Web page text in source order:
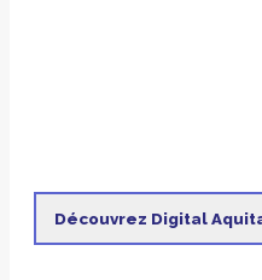
Découvrez Digital